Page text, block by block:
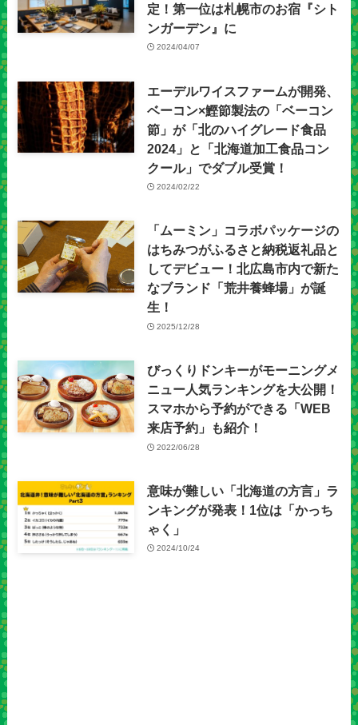
定！第一位は札幌市のお宿『シト
ンガーデン』に
2024/04/07
エーデルワイスファームが開発、
ベーコン×鰹節製法の「ベーコン
節」が「北のハイグレード食品
2024」と「北海道加工食品コン
クール」でダブル受賞！
2024/02/22
「ムーミン」コラボパッケージの
はちみつがふるさと納税返礼品と
してデビュー！北広島市内で新た
なブランド「荒井養蜂場」が誕
生！
2025/12/28
びっくりドンキーがモーニングメ
ニュー人気ランキングを大公開！
スマホから予約ができる「WEB
来店予約」も紹介！
2022/06/28
意味が難しい「北海道の方言」ラ
ンキングが発表！1位は「かっち
ゃく」
2024/10/24